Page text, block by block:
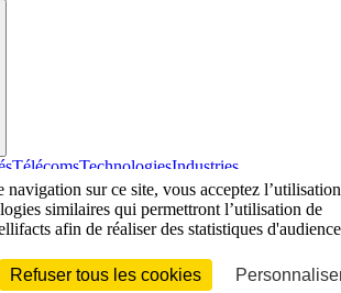
TélécomsTechnologiesIndustries
sur ce site, vous acceptez l’utilisation
similaires qui permettront l’utilisation de
afin de réaliser des statistiques d'audience
Refuser tous les cookies